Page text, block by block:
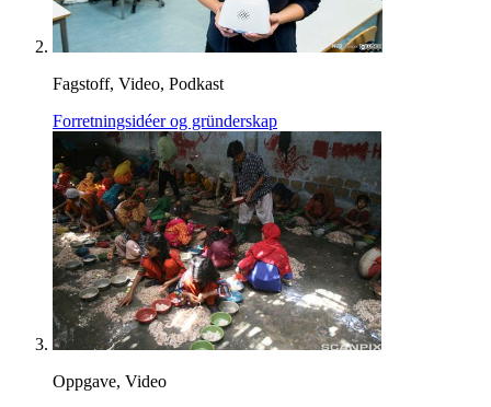
Fagstoff, Video, Podkast
Forretningsidéer og gründerskap
Oppgave, Video